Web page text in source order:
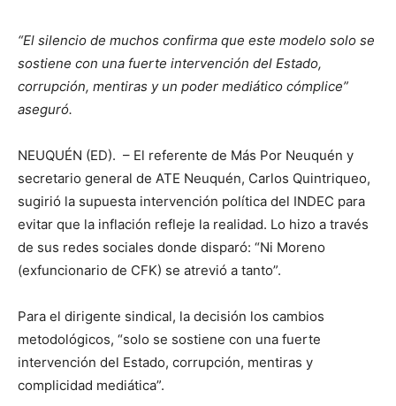
“El silencio de muchos confirma que este modelo solo se
sostiene con una fuerte intervención del Estado,
corrupción, mentiras y un poder mediático cómplice”
aseguró.
NEUQUÉN (ED). – El referente de Más Por Neuquén y
secretario general de ATE Neuquén, Carlos Quintriqueo,
sugirió la supuesta intervención política del INDEC para
evitar que la inflación refleje la realidad. Lo hizo a través
de sus redes sociales donde disparó: “Ni Moreno
(exfuncionario de CFK) se atrevió a tanto”.
Para el dirigente sindical, la decisión los cambios
metodológicos, “solo se sostiene con una fuerte
intervención del Estado, corrupción, mentiras y
complicidad mediática”.